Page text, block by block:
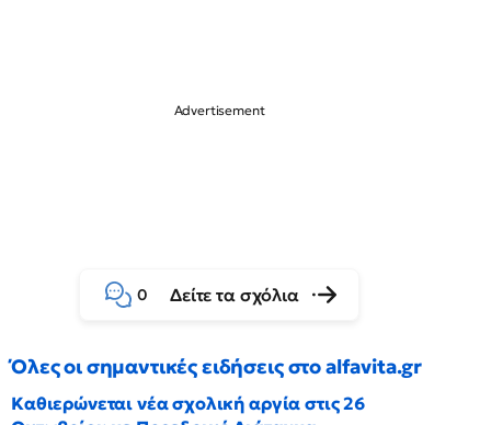
0 Δείτε τα σχόλια
Όλες οι σημαντικές ειδήσεις στο alfavita.gr
Καθιερώνεται νέα σχολική αργία στις 26